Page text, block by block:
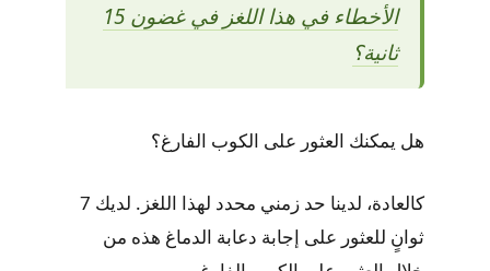
الأخطاء في هذا اللغز في غضون 15
ثانية؟
هل يمكنك العثور على الكوب الفارغ؟
كالعادة، لدينا حد زمني محدد لهذا اللغز. لديك 7
ثوانٍ للعثور على إجابة دعابة الدماغ هذه من